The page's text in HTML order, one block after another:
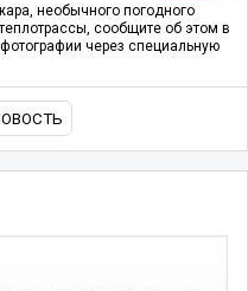
необычного погодного
сообщите об этом в
через специальную